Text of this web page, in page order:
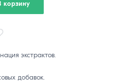
корзину
экстрактов.
добавок.